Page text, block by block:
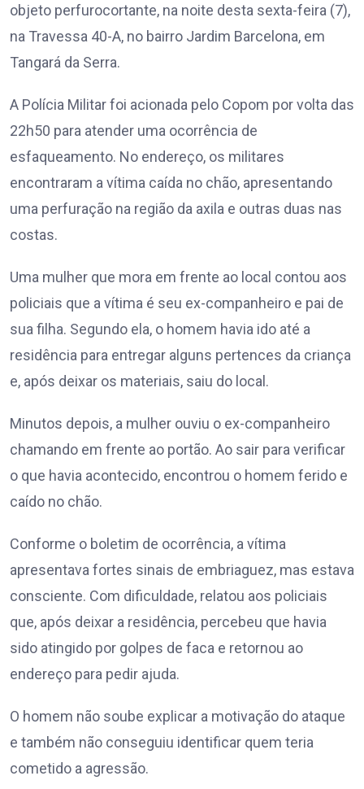
objeto perfurocortante, na noite desta sexta-feira (7),
na Travessa 40-A, no bairro Jardim Barcelona, em
Tangará da Serra.
A Polícia Militar foi acionada pelo Copom por volta das
22h50 para atender uma ocorrência de
esfaqueamento. No endereço, os militares
encontraram a vítima caída no chão, apresentando
uma perfuração na região da axila e outras duas nas
costas.
Uma mulher que mora em frente ao local contou aos
policiais que a vítima é seu ex-companheiro e pai de
sua filha. Segundo ela, o homem havia ido até a
residência para entregar alguns pertences da criança
e, após deixar os materiais, saiu do local.
Minutos depois, a mulher ouviu o ex-companheiro
chamando em frente ao portão. Ao sair para verificar
o que havia acontecido, encontrou o homem ferido e
caído no chão.
Conforme o boletim de ocorrência, a vítima
apresentava fortes sinais de embriaguez, mas estava
consciente. Com dificuldade, relatou aos policiais
que, após deixar a residência, percebeu que havia
sido atingido por golpes de faca e retornou ao
endereço para pedir ajuda.
O homem não soube explicar a motivação do ataque
e também não conseguiu identificar quem teria
cometido a agressão.